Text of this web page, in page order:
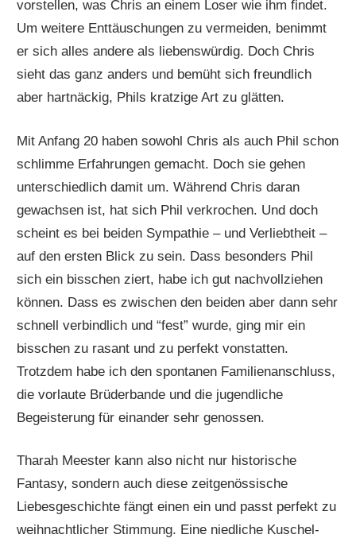
vorstellen, was Chris an einem Loser wie ihm findet.
Um weitere Enttäuschungen zu vermeiden, benimmt
er sich alles andere als liebenswürdig. Doch Chris
sieht das ganz anders und bemüht sich freundlich
aber hartnäckig, Phils kratzige Art zu glätten.
Mit Anfang 20 haben sowohl Chris als auch Phil schon
schlimme Erfahrungen gemacht. Doch sie gehen
unterschiedlich damit um. Während Chris daran
gewachsen ist, hat sich Phil verkrochen. Und doch
scheint es bei beiden Sympathie – und Verliebtheit –
auf den ersten Blick zu sein. Dass besonders Phil
sich ein bisschen ziert, habe ich gut nachvollziehen
können. Dass es zwischen den beiden aber dann sehr
schnell verbindlich und “fest” wurde, ging mir ein
bisschen zu rasant und zu perfekt vonstatten.
Trotzdem habe ich den spontanen Familienanschluss,
die vorlaute Brüderbande und die jugendliche
Begeisterung für einander sehr genossen.
Tharah Meester kann also nicht nur historische
Fantasy, sondern auch diese zeitgenössische
Liebesgeschichte fängt einen ein und passt perfekt zu
weihnachtlicher Stimmung. Eine niedliche Kuschel-